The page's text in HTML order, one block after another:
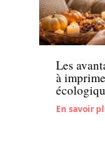
Famille
Les
à
En savoir